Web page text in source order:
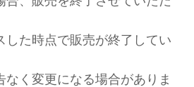
た時点で販売が終了してい
く変更になる場合がありま